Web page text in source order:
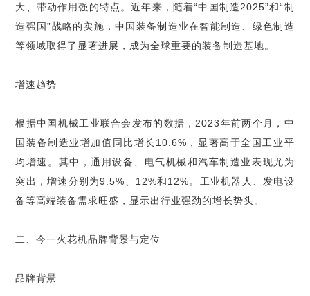
大、带动作用强的特点。近年来，随着“中国制造2025”和“制
造强国”战略的实施，中国装备制造业在智能制造、绿色制造
等领域取得了显著进展，成为全球重要的装备制造基地。
增速趋势
根据中国机械工业联合会发布的数据，2023年前两个月，中
国装备制造业增加值同比增长10.6%，显著高于全国工业平
均增速。其中，通用设备、电气机械和汽车制造业表现尤为
突出，增速分别为9.5%、12%和12%。工业机器人、发电设
备等高端装备需求旺盛，显示出行业强劲的增长势头。
二、今一火花机品牌背景与定位
品牌背景